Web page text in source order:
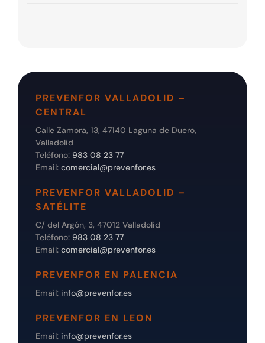
PREVENFOR VALLADOLID –
CENTRAL
Calle Zamora, 13, 47140 Laguna de Duero,
Valladolid
Teléfono: 983 08 23 77
Email: comercial@prevenfor.es
PREVENFOR VALLADOLID –
SATÉLITE
C/ del Argón, 3, 47012 Valladolid
Teléfono: 983 08 23 77
Email: comercial@prevenfor.es
PREVENFOR EN PALENCIA
Email: info@prevenfor.es
PREVENFOR EN LEON
Email: info@prevenfor.es